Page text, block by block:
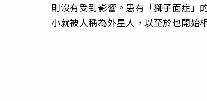
則沒有受到影響。患有「獅子面症」
小就被人稱為外星人，以至於也開始